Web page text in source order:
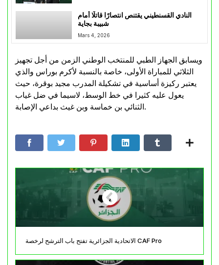
النادي القسنطيني يقتنص انتصارًا قاتلًا أمام
شبيبة بجاية
Mars 4, 2026
ويسابق الجهاز الطبي للمنتخب الوطني الزمن من أجل تجهيز
الثلاثي للمباراة الأولى، خاصة بالنسبة لأكرم بوراس والذي
يعتبر ركيزة أساسية في تشكيلة المدرب مجيد بوقرة، حيث
يعول عليه كثيرا في خط الوسط، لاسيما في ضل غياب
الثنائي بن خماسة وبن غيث بداعي الإصابة.
الاتحادية الجزائرية تفتح باب الترشح لرخصة CAF Pro